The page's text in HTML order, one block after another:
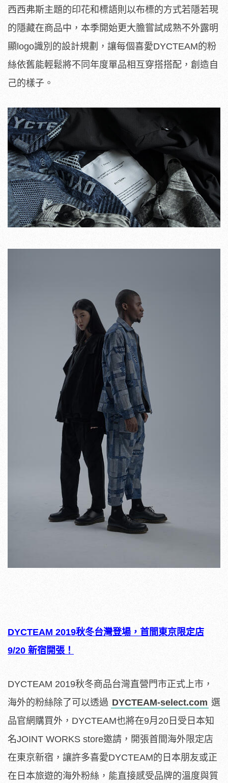
西西弗斯主題的印花和標語則以布標的方式若隱若現
的隱藏在商品中，本季開始更大膽嘗試成熟不外露明
顯logo識別的設計規劃，讓每個喜愛DYCTEAM的粉
絲依舊能輕鬆將不同年度單品相互穿搭搭配，創造自
己的樣子。
DYCTEAM 2019秋冬台灣登場， 首間東京限定店
9/20 新宿開張！
DYCTEAM 2019秋冬商品台灣直營門市正式上市，
海外的粉絲除了可以透過 DYCTEAM-select.com 選
品官網購買外，DYCTEAM也將在9月20日受日本知
名JOINT WORKS store邀請，開張首間海外限定店
在東京新宿，讓許多喜愛DYCTEAM的日本朋友或正
在日本旅遊的海外粉絲，能直接感受品牌的溫度與質